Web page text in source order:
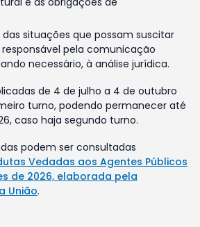
situações que possam suscitar
pela comunicação
necessário, à análise jurídica.
de 4 de julho a 4 de outubro
turno, podendo permanecer até
caso haja segundo turno.
podem ser consultadas
Vedadas aos Agentes Públicos
de 2026, elaborada pela
União.